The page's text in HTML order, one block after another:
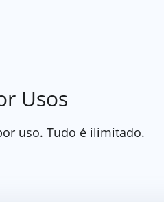
Usos
uso. Tudo é ilimitado.